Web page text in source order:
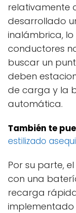
relativamente
desarrollado
inalámbrica, lo
conductores
buscar un
deben
de carga y la
automática.
También te
estilizado
Por su parte,
con una
recarga